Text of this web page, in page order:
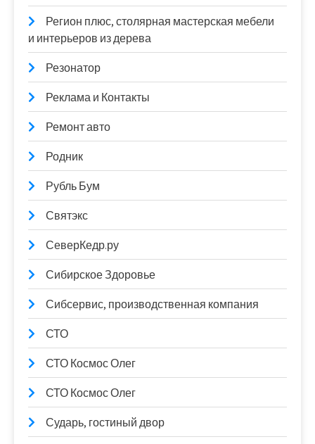
Регион плюс, столярная мастерская мебели
и интерьеров из дерева
Резонатор
Реклама и Контакты
Ремонт авто
Родник
Рубль Бум
Святэкс
СеверКедр.ру
Сибирское Здоровье
Сибсервис, производственная компания
СТО
СТО Космос Олег
СТО Космос Олег
Сударь, гостиный двор